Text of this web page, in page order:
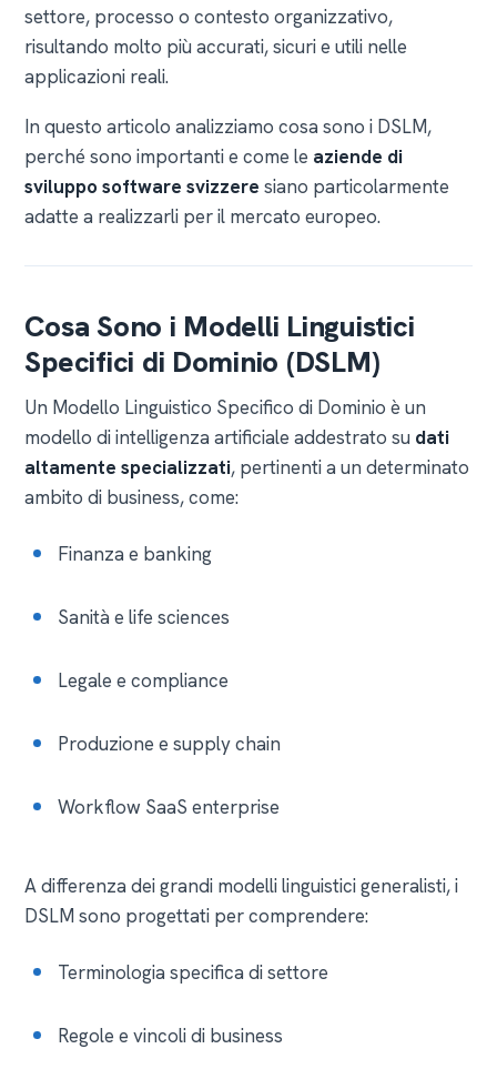
settore, processo o contesto organizzativo,
risultando molto più accurati, sicuri e utili nelle
applicazioni reali.
In questo articolo analizziamo cosa sono i DSLM,
perché sono importanti e come le aziende di
sviluppo software svizzere siano particolarmente
adatte a realizzarli per il mercato europeo.
Cosa Sono i Modelli Linguistici
Specifici di Dominio (DSLM)
Un Modello Linguistico Specifico di Dominio è un
modello di intelligenza artificiale addestrato su dati
altamente specializzati, pertinenti a un determinato
ambito di business, come:
Finanza e banking
Sanità e life sciences
Legale e compliance
Produzione e supply chain
Workflow SaaS enterprise
A differenza dei grandi modelli linguistici generalisti, i
DSLM sono progettati per comprendere:
Terminologia specifica di settore
Regole e vincoli di business